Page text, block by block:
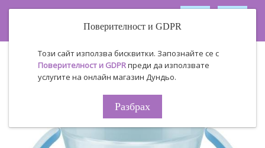
Поверителност и GDPR
Този сайт използва бисквитки. Запознайте се с
Поверителност и GDPRпреди да използвате
услугите на онлайн магазин Дундьо.
Разбрах